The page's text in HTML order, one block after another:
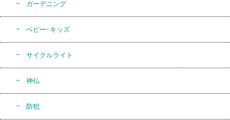
ガーデニング
ベビー･キッズ
サイクルライト
神仏
防犯